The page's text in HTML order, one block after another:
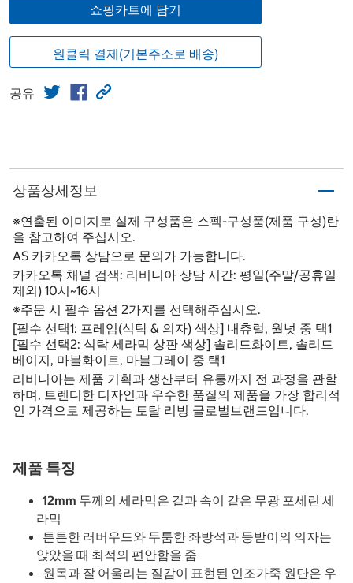
쇼핑카트에 담기
원클릭 결제(기본주소로 배송)
공유
상품상세정보
※연출된 이미지로 실제 구성품은 스펙-구성품(제품 구성)란
을 참고하여 주십시오.
AS 카카오톡 상담으로 문의가 가능합니다.
카카오톡 채널 검색: 리비니아 상담 시간: 평일(주말/공휴일
제외) 10시~16시
※주문 시 필수 옵션 2가지를 선택해주십시오.
[필수 선택1: 프레임(식탁 & 의자) 색상] 내츄럴, 월넛 중 택1
[필수 선택2: 식탁 세라믹 상판 색상] 솔리드화이트, 솔리드
베이지, 마블화이트, 마블그레이 중 택1
리비니아는 제품 기획과 생산부터 유통까지 전 과정을 관할
하며, 트렌디한 디자인과 우수한 품질의 제품을 가장 합리적
인 가격으로 제공하는 토탈 리빙 글로벌브랜드입니다.
제품 특징
12mm 두께의 세라믹은 겉과 속이 같은 무광 포세린 세
라믹
튼튼한 러버우드와 두툼한 좌방석과 등받이의 의자는
앉았을 때 최적의 편안함을 줌
원목과 잘 어울리는 질감이 표현된 인조가죽 원단은 우